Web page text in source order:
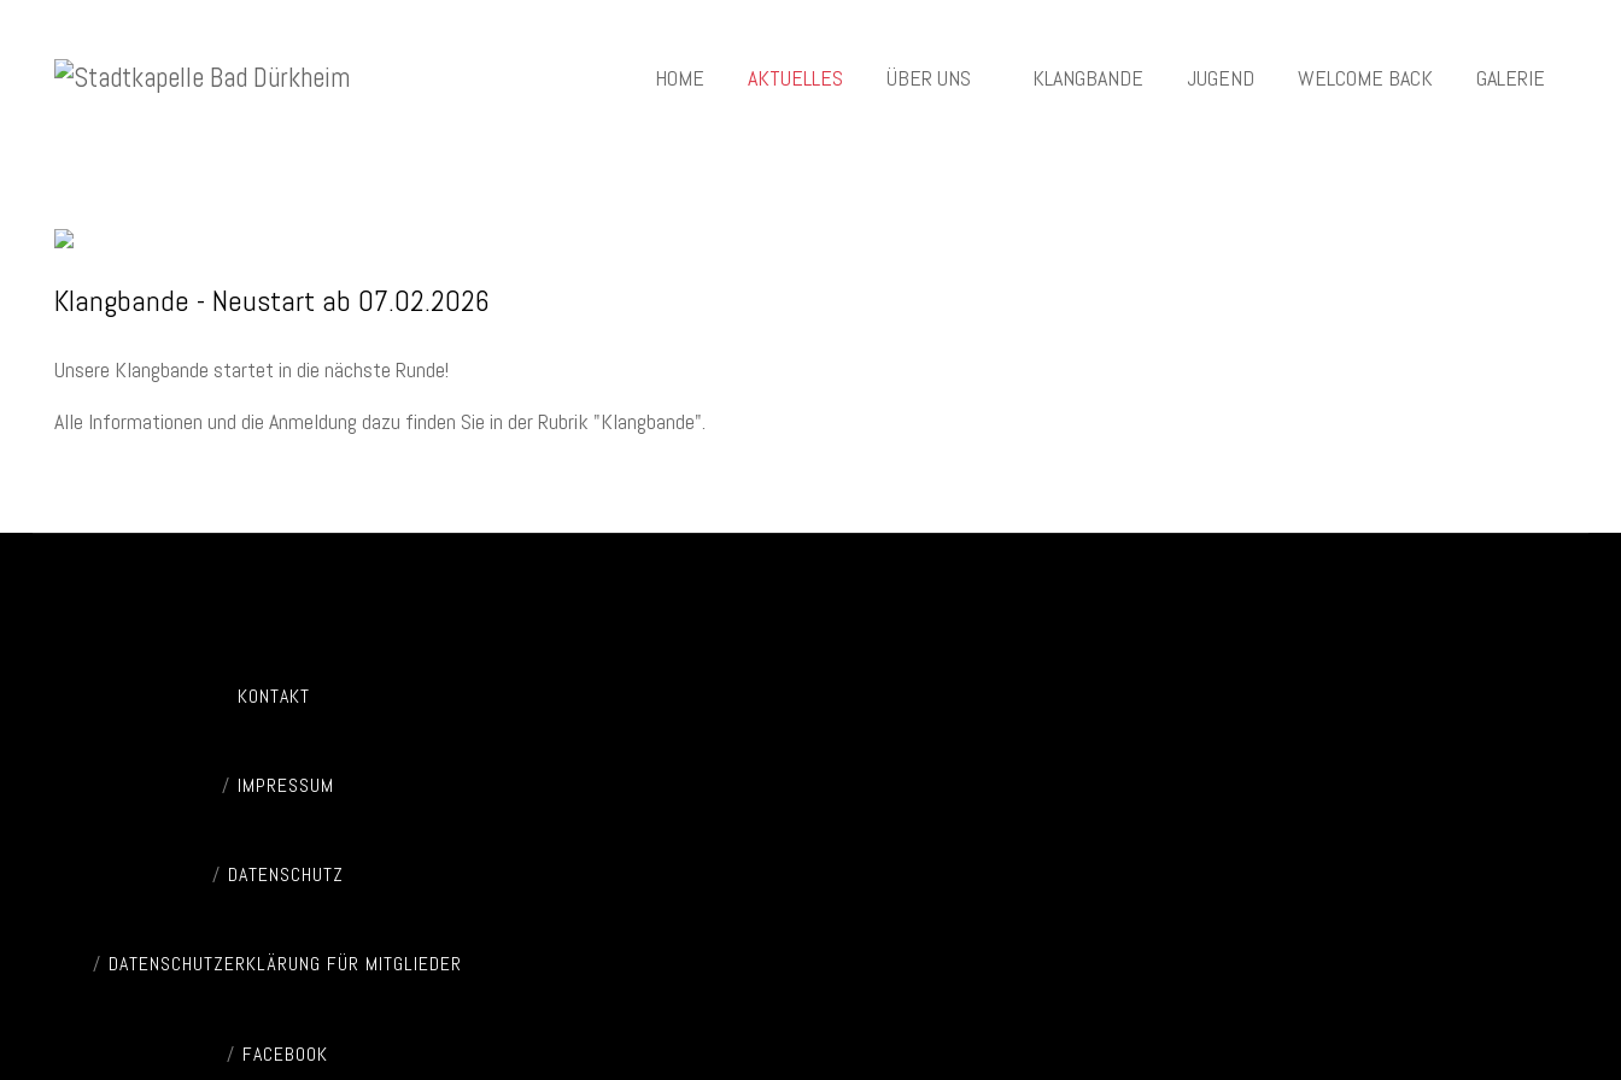
HOME AKTUELLES ÜBER UNS KLANGBANDE JUGEND WELCOME BACK GALERIE
Klangbande - Neustart ab 07.02.2026
Unsere Klangbande startet in die nächste Runde!
Alle Informationen und die Anmeldung dazu finden Sie in der Rubrik "Klangbande".
KONTAKT
IMPRESSUM
DATENSCHUTZ
DATENSCHUTZERKLÄRUNG FÜR MITGLIEDER
FACEBOOK